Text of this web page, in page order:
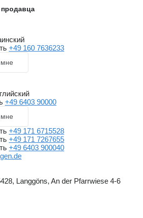
+49 160 7636233
+49 6403 90000
+49 171 6715528
+49 171 7267655
+49 6403 900040
Langgöns, An der Pfarrwiese 4-6